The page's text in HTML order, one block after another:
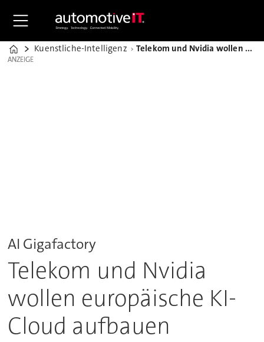
Home
Kuenstliche-Intelligenz Telekom und Nvidia wollen europäische KI-Cloud aufbauen
ANZEIGE
ANZEIGE
AI Gigafactory
Telekom und Nvidia
wollen europäische KI-
Cloud aufbauen